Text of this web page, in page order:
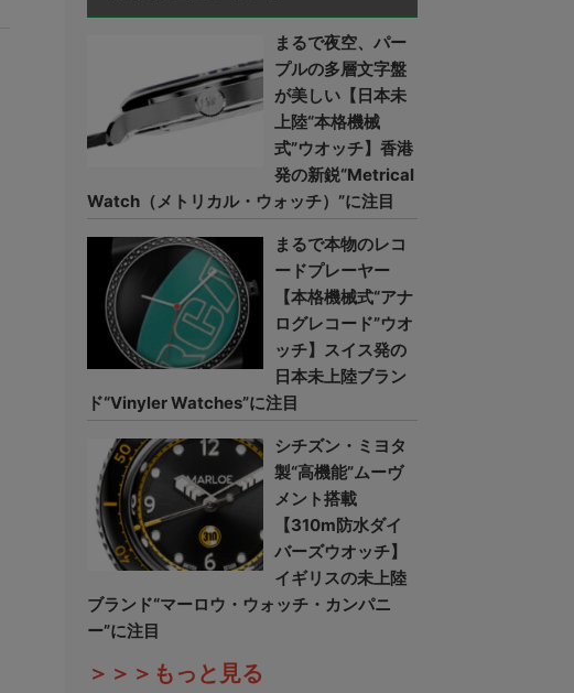
まるで夜空、パー
プルの多層文字盤
が美しい【日本未
上陸“本格機械
式”ウオッチ】香港
発の新鋭“Metrical
Watch（メトリカル・ウォッチ）”に注目
まるで本物のレコ
ードプレーヤー
【本格機械式“アナ
ログレコード”ウオ
ッチ】スイス発の
日本未上陸ブラン
ド“Vinyler Watches”に注目
シチズン・ミヨタ
製“高機能”ムーヴ
メント搭載
【310m防水ダイ
バーズウオッチ】
イギリスの未上陸
ブランド“マーロウ・ウォッチ・カンパニ
ー”に注目
＞＞＞もっと見る